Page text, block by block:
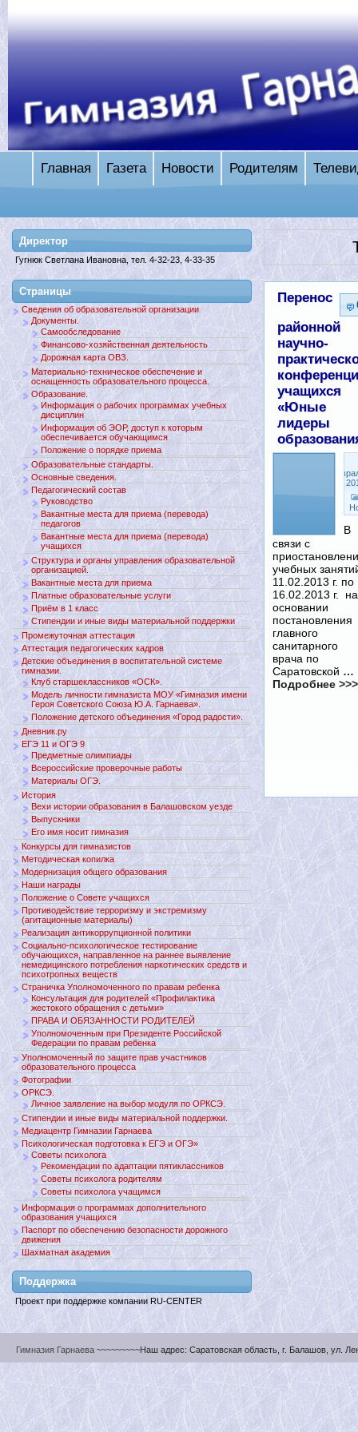
Главная Газета Новости Родителям
Перенос
районной
научно-
учащихся
«Юные
лидеры
18,
В
связи с
учебных
11.02.2013 г. по
16.02.2013 г. на
основании
постановления
главного
санитарного
врача по
Саратовской …
Подробнее >>>
Директор
Гугнюк Светлана Ивановна, тел. 4-32-23, 4-33-35
Страницы
Сведения об образовательной организации
Документы.
Самообследование
Финансово-хозяйственная деятельность
Дорожная карта ОВЗ.
Материально-техническое обеспечение и
оснащенность образовательного процесса.
Образование.
Информация о рабочих программах учебных
дисциплин
Информация об ЭОР, доступ к которым
обеспечивается обучающимся
Положение о порядке приема
Образовательные стандарты.
Основные сведения.
Педагогический состав
Руководство
Вакантные места для приема (перевода)
педагогов
Вакантные места для приема (перевода)
учащихся
Структура и органы управления образовательной
организацией.
Вакантные места для приема
Платные образовательные услуги
Приём в 1 класс
Стипендии и иные виды материальной поддержки
Промежуточная аттестация
Аттестация педагогических кадров
Детские объединения в воспитательной системе
гимназии.
Клуб старшеклассников «ОСК».
Модель личности гимназиста МОУ «Гимназия имени
Героя Советского Союза Ю.А. Гарнаева».
Положение детского объединения «Город радости».
Дневник.ру
ЕГЭ 11 и ОГЭ 9
Предметные олимпиады
Всероссийские проверочные работы
Материалы ОГЭ.
История
Вехи истории образования в Балашовском уезде
Выпускники
Его имя носит гимназия
Конкурсы для гимназистов
Методическая копилка
Модернизация общего образования
Наши награды
Положение о Совете учащихся
Противодействие терроризму и экстремизму
(агитационные материалы)
Реализация антикоррупционной политики
Социально-психологическое тестирование
обучающихся, направленное на раннее выявление
немедицинского потребления наркотических средств и
психотропных веществ
Страничка Уполномоченного по правам ребенка
Консультация для родителей «Профилактика
жестокого обращения с детьми»
ПРАВА И ОБЯЗАННОСТИ РОДИТЕЛЕЙ
Уполномоченным при Президенте Российской
Федерации по правам ребенка
Уполномоченный по защите прав участников
образовательного процесса
Фотографии
ОРКСЭ.
Личное заявление на выбор модуля по ОРКСЭ.
Стипендии и иные виды материальной поддержки.
Медиацентр Гимназии Гарнаева
Психологическая подготовка к ЕГЭ и ОГЭ»
Советы психолога
Рекомендации по адаптации пятиклассников
Советы психолога родителям
Советы психолога учащимся
Информация о программах дополнительного
образования учащихся
Паспорт по обеспечению безопасности дорожного
движения
Шахматная академия
Поддержкa
Проект при поддержке компании RU-CENTER
Гимназия Гарнаева ~~~~~~~~~Наш адрес: Саратовская область, г. Балашов, ул.